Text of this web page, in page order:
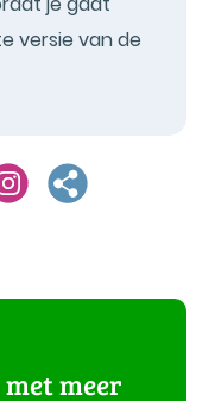
versie van de
meer